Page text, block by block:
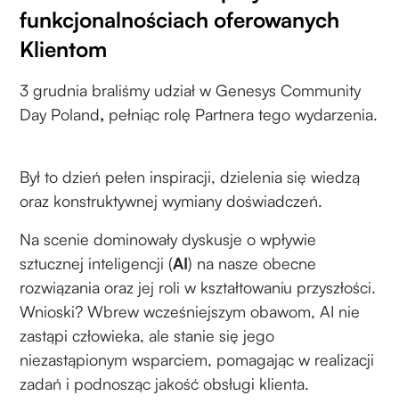
funkcjonalnościach oferowanych
Klientom
3 grudnia braliśmy udział w Genesys Community
Day Poland, pełniąc rolę Partnera tego wydarzenia.
Był to dzień pełen inspiracji, dzielenia się wiedzą
oraz konstruktywnej wymiany doświadczeń.
Na scenie dominowały dyskusje o wpływie
sztucznej inteligencji (AI) na nasze obecne
rozwiązania oraz jej roli w kształtowaniu przyszłości.
Wnioski? Wbrew wcześniejszym obawom, AI nie
zastąpi człowieka, ale stanie się jego
niezastąpionym wsparciem, pomagając w realizacji
zadań i podnosząc jakość obsługi klienta.